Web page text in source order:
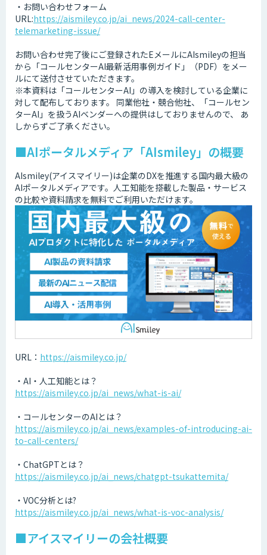
・お問い合わせフォーム
URL:https://aismiley.co.jp/ai_news/2024-call-center-
telemarketing-issue/
お問い合わせ完了後にご登録されたEメールにAIsmileyの担当
から「コールセンターAI最新活用事例ガイド」（PDF）をメー
ルにて送付させていただきます。
※本資料は「コールセンターAI」の導入を検討している企業に
対して配布しております。 同業他社・競合他社、「コールセン
ターAI」を扱うAIベンダーへの提供はしておりませんので、 あ
しからずご了承ください。
■AIポータルメディア「AIsmiley」の概要
AIsmiley(アイスマイリー)は企業のDXを推進する国内最大級の
AIポータルメディアです。人工知能を搭載した製品・サービス
の比較や資料請求を無料でご利用いただけます。
URL： https://aismiley.co.jp/
・AI・人工知能とは？
https://aismiley.co.jp/ai_news/what-is-ai/
・コールセンターのAIとは？
https://aismiley.co.jp/ai_news/examples-of-introducing-ai-
to-call-centers/
・ChatGPTとは？
https://aismiley.co.jp/ai_news/chatgpt-tsukattemita/
・VOC分析とは?
https://aismiley.co.jp/ai_news/what-is-voc-analysis/
■アイスマイリーの会社概要